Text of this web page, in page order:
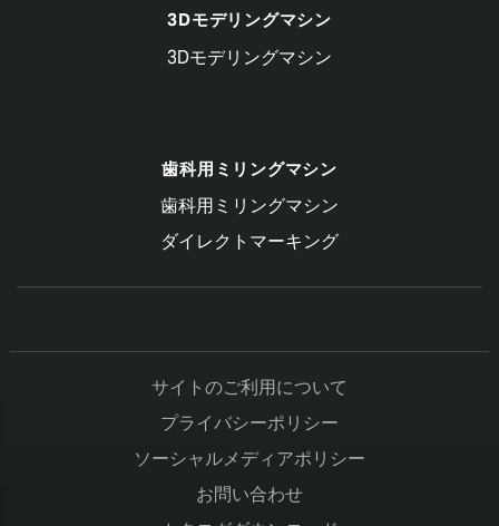
3Dモデリングマシン
3Dモデリングマシン
歯科用ミリングマシン
歯科用ミリングマシン
ダイレクトマーキング
サイトのご利用について
プライバシーポリシー
ソーシャルメディアポリシー
お問い合わせ